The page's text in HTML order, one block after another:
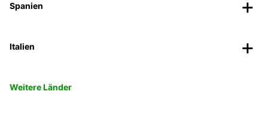
Spanien
Italien
Weitere Länder